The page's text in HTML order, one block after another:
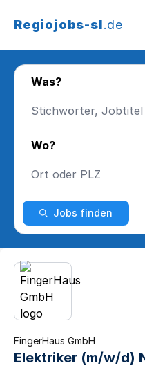
Regiojobs-sl.de
Was?
Wo?
Jobs finden
FingerHaus GmbH
Elektriker (m/w/d)